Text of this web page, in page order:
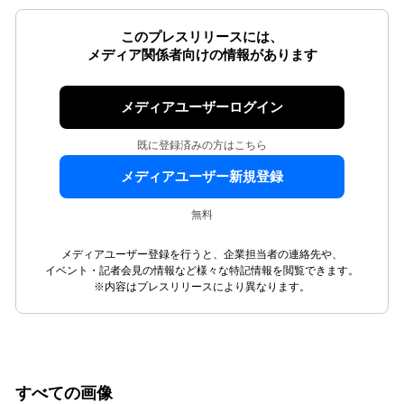
このプレスリリースには、
メディア関係者向けの情報があります
メディアユーザーログイン
既に登録済みの方はこちら
メディアユーザー新規登録
無料
メディアユーザー登録を行うと、企業担当者の連絡先や、
イベント・記者会見の情報など様々な特記情報を閲覧できます。
※内容はプレスリリースにより異なります。
すべての画像